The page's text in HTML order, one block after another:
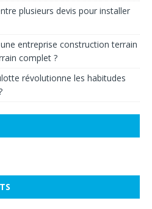
plusieurs devis pour installer
entreprise construction terrain
complet ?
révolutionne les habitudes